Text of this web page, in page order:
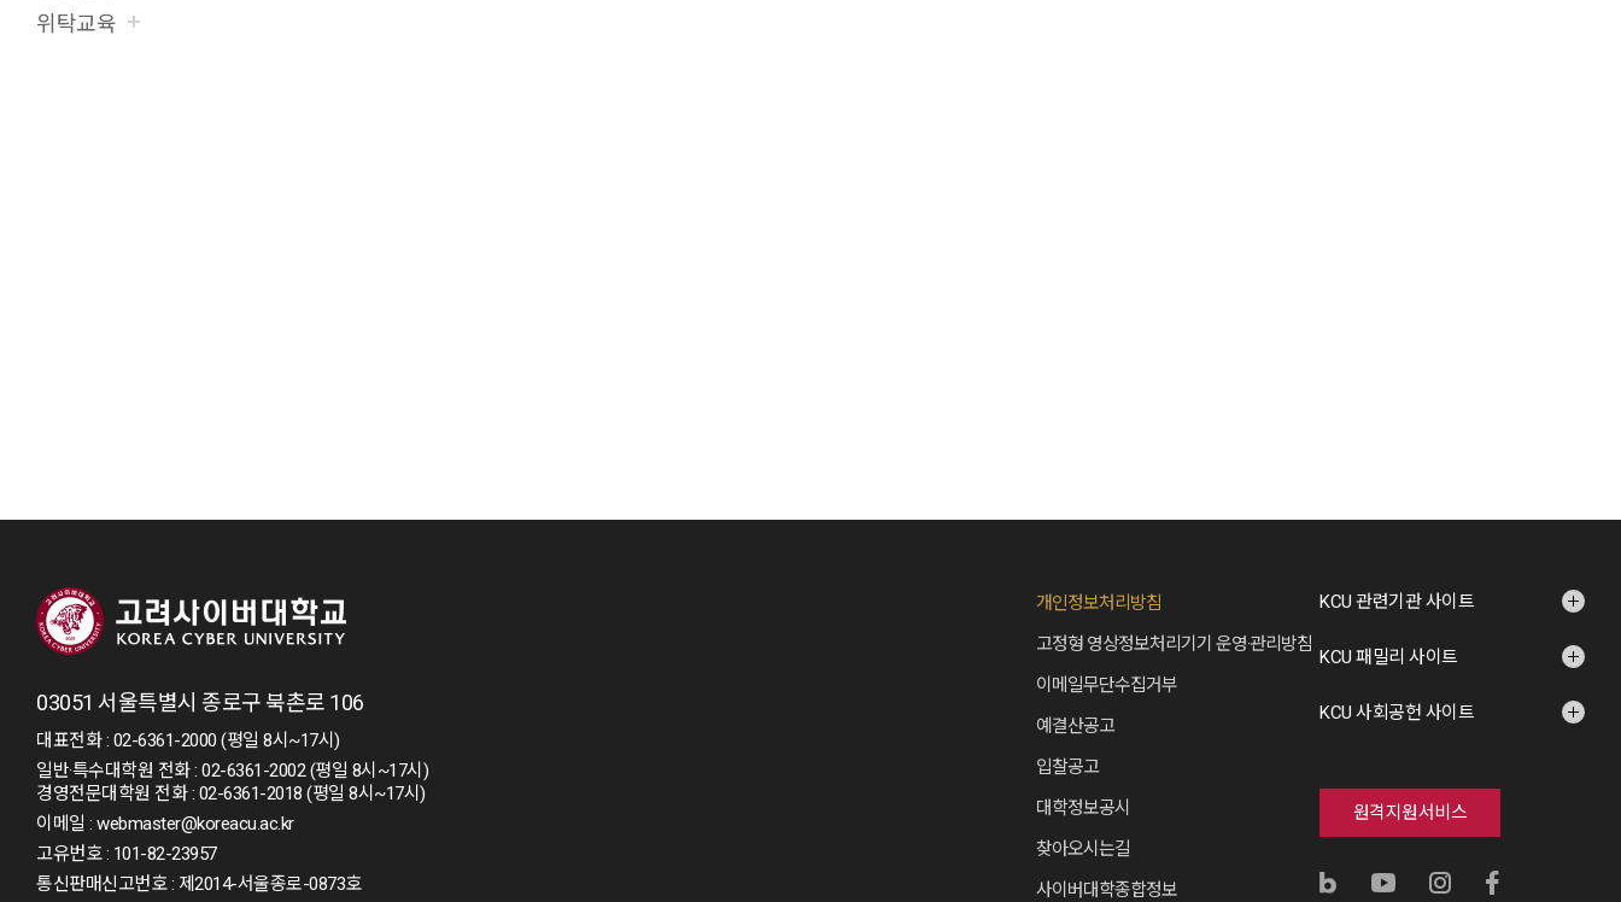
위탁교육
03051 서울특별시 종로구 북촌로 106
대표전화 : 02-6361-2000 (평일 8시~17시)
일반·특수대학원 전화 : 02-6361-2002 (평일 8시~17시)
경영전문대학원 전화 : 02-6361-2018 (평일 8시~17시)
이메일 : webmaster@koreacu.ac.kr
고유번호 : 101-82-23957
통신판매신고번호 : 제2014-서울종로-0873호
개인정보처리방침
고정형 영상정보처리기기 운영·관리방침
이메일무단수집거부
예결산공고
입찰공고
대학정보공시
찾아오시는길
사이버대학종합정보
KCU 관련기관 사이트
KCU 패밀리 사이트
KCU 사회공헌 사이트
원격지원서비스